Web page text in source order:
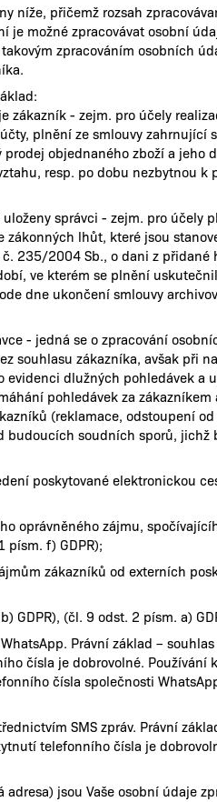
níže, přičemž rozsah
možné zpracovávat osobní
zpracováním osobních
zákazník - zejm. pro účely
plnění ze smlouvy zahrnující
objednaného zboží a jeho
resp. po dobu nezbytnou
správci - zejm. pro účely
lhůt, které jsou
235/2004 Sb., o dani z přidané
ve kterém se plnění
dne ukončení smlouvy
- jedná se o zpracování
souhlasu zákazníka, avšak při
dlužných pohledávek a
pohledávek za zákazníkem
(reklamace, odstoupení
soudních sporů, jichž
poskytované elektronickou
oprávněného zájmu,
f) GDPR);
zákazníků od externích
GDPR), (čl. 9 odst. 2 písm. a)
Právní základ –
čísla je dobrovolné. Používání
čísla společnosti
SMS zpráv. Právní
telefonního čísla je
jsou Vaše osobní údaje